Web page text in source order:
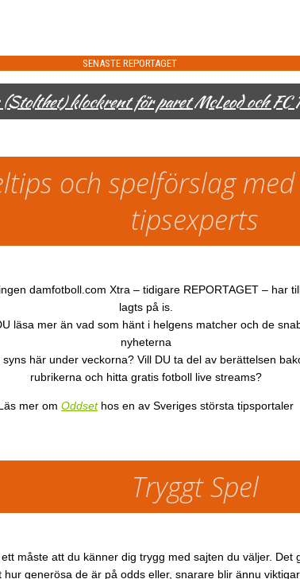
SENASTE REPORTAGET
klockrent för paret McLeod och FC
och spelförslag
tipsexperts
damfotboll.com Xtra – tidigare REPORTAGET – har
lagts på is.
läsa mer än vad som hänt i helgens matcher och de
nyheterna
syns här under veckorna? Vill DU ta del av berättelsen
rubrikerna och hitta gratis fotboll live streams?
mer om Oddsethos en av Sveriges största tipsportaler
Tryggt Spel
måste att du känner dig trygg med sajten du väljer. Det
hur generösa de är på odds eller, snarare blir ännu